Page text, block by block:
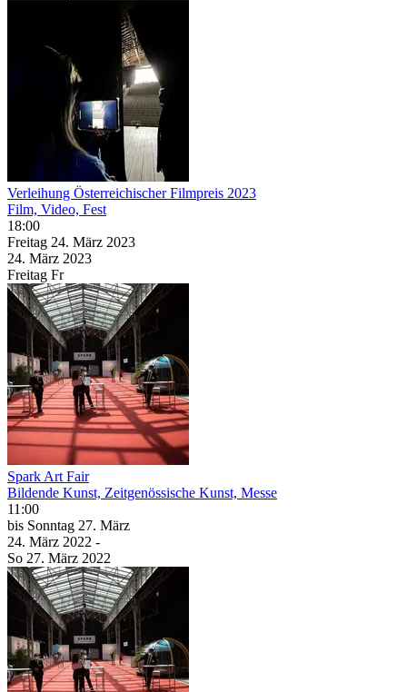
Verleihung Österreichischer Filmpreis 2023
Film, Video, Fest
18:00
Freitag 24. März 2023
24. März 2023
Freitag Fr
Spark Art Fair
Bildende Kunst, Zeitgenössische Kunst, Messe
11:00
bis Sonntag 27. März
24. März 2022 -
So 27. März 2022